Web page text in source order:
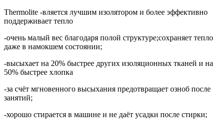
Thermolite -вляется лучшим изолятором и более эффективно
поддерживает тепло
-очень малый вес благодаря полой структуре;сохраняет тепло
даже в намокшем состоянии;
-высыхает на 20% быстрее других изоляционных тканей и на
50% быстрее хлопка
-за счёт мгновенного высыхания предотвращает озноб после
занятий;
-хорошо стирается в машине и не даёт усадки после стирки;